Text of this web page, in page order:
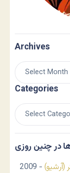
Archives
Categories
در چنین روزی
(آرشیو) - 2009